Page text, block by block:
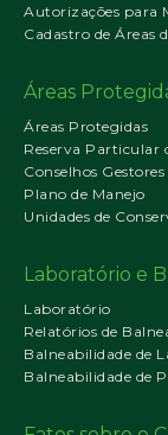
Autorizações para
Cadastro de Áreas
Áreas
Áreas Protegidas
Reserva Particular
Conselhos Gestores
Plano de Manejo
Unidades de
Laboratório e
Laboratório
Relatórios de
Balneabilidade de
Balneabilidade de